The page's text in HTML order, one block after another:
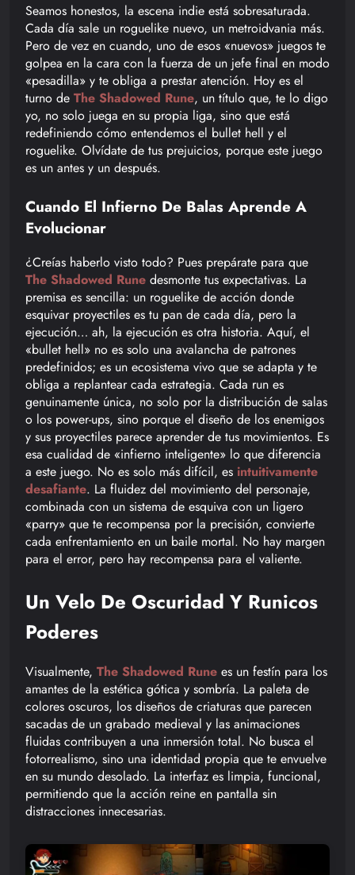
Seamos honestos, la escena indie está sobresaturada.
Cada día sale un roguelike nuevo, un metroidvania más.
Pero de vez en cuando, uno de esos «nuevos» juegos te
golpea en la cara con la fuerza de un jefe final en modo
«pesadilla» y te obliga a prestar atención. Hoy es el
turno de The Shadowed Rune, un título que, te lo digo
yo, no solo juega en su propia liga, sino que está
redefiniendo cómo entendemos el bullet hell y el
roguelike. Olvídate de tus prejuicios, porque este juego
es un antes y un después.
Cuando El Infierno De Balas Aprende A
Evolucionar
¿Creías haberlo visto todo? Pues prepárate para que
The Shadowed Rune desmonte tus expectativas. La
premisa es sencilla: un roguelike de acción donde
esquivar proyectiles es tu pan de cada día, pero la
ejecución… ah, la ejecución es otra historia. Aquí, el
«bullet hell» no es solo una avalancha de patrones
predefinidos; es un ecosistema vivo que se adapta y te
obliga a replantear cada estrategia. Cada run es
genuinamente única, no solo por la distribución de salas
o los power-ups, sino porque el diseño de los enemigos
y sus proyectiles parece aprender de tus movimientos. Es
esa cualidad de «infierno inteligente» lo que diferencia
a este juego. No es solo más difícil, es intuitivamente
desafiante. La fluidez del movimiento del personaje,
combinada con un sistema de esquiva con un ligero
«parry» que te recompensa por la precisión, convierte
cada enfrentamiento en un baile mortal. No hay margen
para el error, pero hay recompensa para el valiente.
Un Velo De Oscuridad Y Runicos
Poderes
Visualmente, The Shadowed Rune es un festín para los
amantes de la estética gótica y sombría. La paleta de
colores oscuros, los diseños de criaturas que parecen
sacadas de un grabado medieval y las animaciones
fluidas contribuyen a una inmersión total. No busca el
fotorrealismo, sino una identidad propia que te envuelve
en su mundo desolado. La interfaz es limpia, funcional,
permitiendo que la acción reine en pantalla sin
distracciones innecesarias.